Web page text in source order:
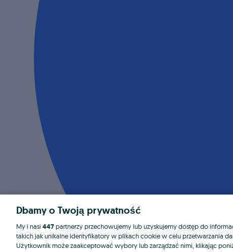
Dbamy o Twoją prywatność
My i nasi 447partnerzy przechowujemy lub uzyskujemy dostęp do
takich jak unikalne identyfikatory w plikach cookie w celu przetwarzania
Użytkownik może zaakceptować wybory lub zarządzać nimi, klikając